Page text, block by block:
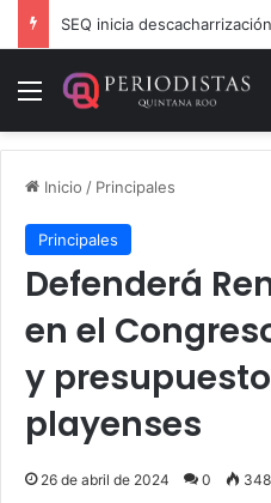
Menú
Inicio / Principales
Principales
Defenderá
en el
y
playenses
26 de abril de 2024 0 348